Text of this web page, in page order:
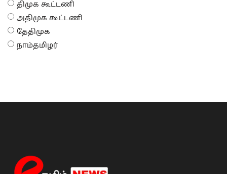
திமுக கூட்டணி
அதிமுக கூட்டணி
தேதிமுக
நாம்தமிழர்